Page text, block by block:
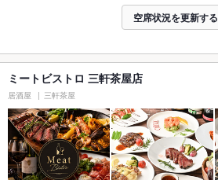
空席状況を更新する
ミートビストロ 三軒茶屋店
居酒屋 三軒茶屋